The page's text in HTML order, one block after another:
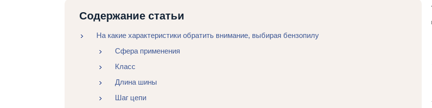
Содержание статьи
На какие характеристики обратить внимание, выбирая бензопилу
Сфера применения
Класс
Длина шины
Шаг цепи